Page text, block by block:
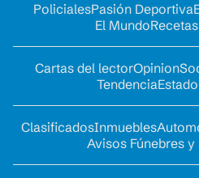
PolicialesPasión Deportiva
El MundoRecetas
Cartas del lectorOpinion
Tendencia
ClasificadosInmuebles
Avisos Fúnebres y